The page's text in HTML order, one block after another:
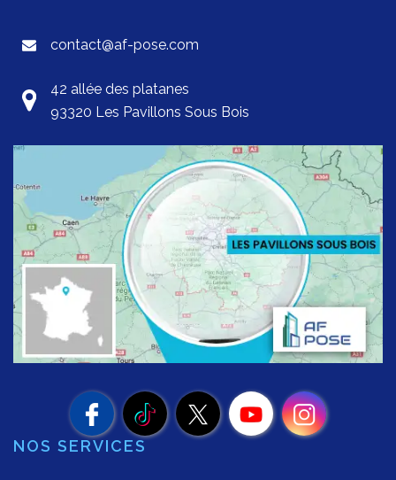
contact@af-pose.com
42 allée des platanes
93320 Les Pavillons Sous Bois
NOS SERVICES